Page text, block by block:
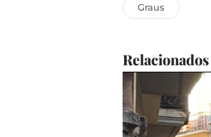
Graus
Relacionados